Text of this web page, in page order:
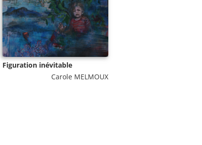
Figuration inévitable
Carole MELMOUX